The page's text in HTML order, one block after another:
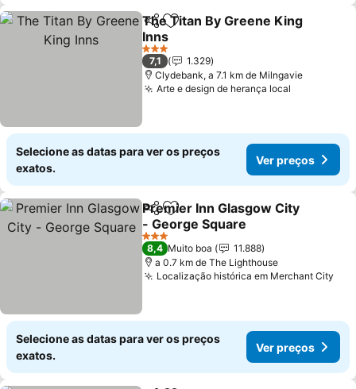
PartilharAdicionar aos favoritos
The Titan By Greene King
Inns
3 Estrelas
7,1
1.329
Clydebank, a 7.1 km de Milngavie
Arte e design de herança local
Selecione as datas para ver os preços
exatos.
Ver preços
PartilharAdicionar aos favoritos
Premier Inn Glasgow City
- George Square
3 Estrelas
8,4 Muito boa
11.888
a 0.7 km de The Lighthouse
Localização histórica em Merchant City
Selecione as datas para ver os preços
exatos.
Ver preços